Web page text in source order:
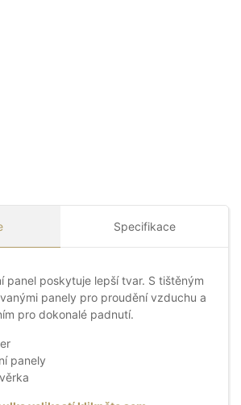
Specifikace
panel poskytuje lepší tvar. S tištěným
panely pro proudění vzduchu a
pro dokonalé padnutí.
panely